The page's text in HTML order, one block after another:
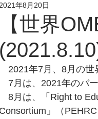
【世界
2021年8月20日
2021年7月、8月の世
7月は、2021年のバー
8月は、「Right to
Consortium」（